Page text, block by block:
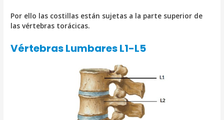
Por ello las costillas están sujetas a la parte superior de
las vértebras torácicas.
Vértebras Lumbares L1-L5